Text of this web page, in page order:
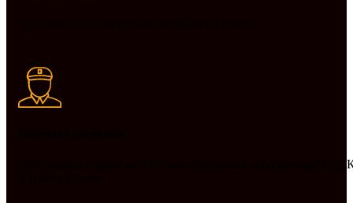
Доставляем товары по РФ транспортными компаниями